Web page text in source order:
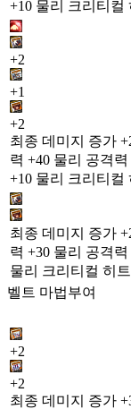
+10 물리 크리티컬
+2
+1
+2
최종 데미지 증가
력 +40 물리 공격
+10 물리 크리티컬
최종 데미지 증가
력 +30 물리 공격
물리 크리티컬 히
벨트 마법부여
+2
+2
최종 데미지 증가